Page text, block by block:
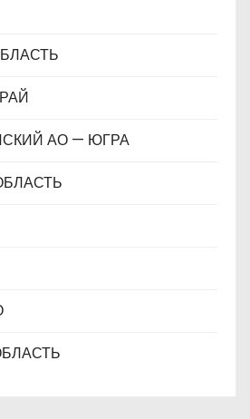
АО — ЮГРА